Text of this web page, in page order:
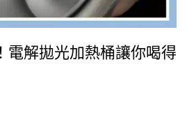
電解拋光加熱桶讓你喝得